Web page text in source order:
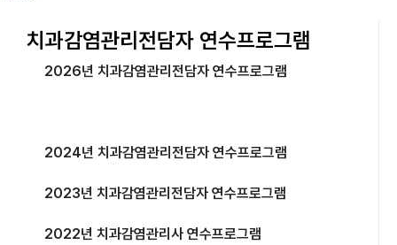
치과감염관리전담자 연수프로그램
2026년 치과감염관리전담자 연수프로그램
2024년 치과감염관리전담자 연수프로그램
2023년 치과감염관리전담자 연수프로그램
2022년 치과감염관리사 연수프로그램